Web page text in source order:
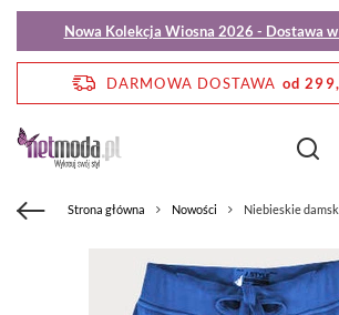
Nowa Kolekcja Wiosna 2026 - Dostawa
DARMOWA DOSTAWA od
Strona główna Nowości Niebieskie